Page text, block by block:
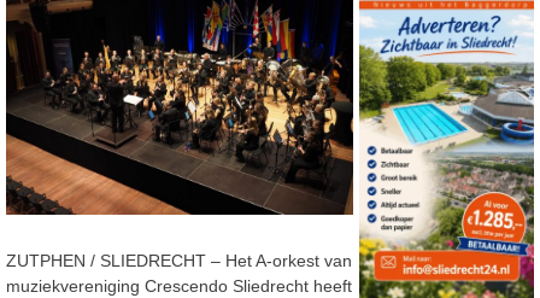
ZUTPHEN / SLIEDRECHT – Het A-orkest van
muziekvereniging Crescendo Sliedrecht heeft